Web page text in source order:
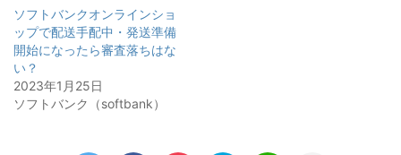
ソフトバンクオンラインショ
ップで配送手配中・発送準備
開始になったら審査落ちはな
い？
2023年1月25日
ソフトバンク（softbank）